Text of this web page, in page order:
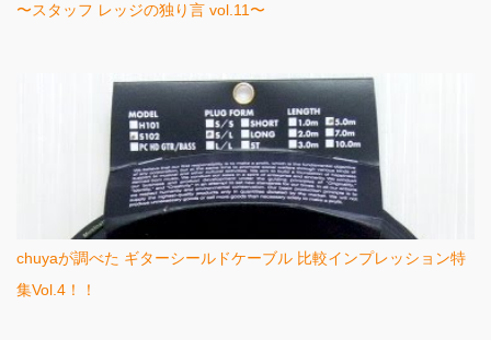
〜スタッフ レッジの独り言 vol.11〜
chuyaが調べた ギターシールドケーブル 比較インプレッション特
集Vol.4！！